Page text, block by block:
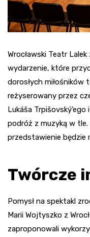
Wrocławski Teatr
wydarzenie, które
dorosłych miłośników
reżyserowany przez
Lukáša
podróż z muzyką w tle.
przedstawienie będzie
Twórcze
Pomysł na spektakl
Marii Wojtyszko z
zaproponowali